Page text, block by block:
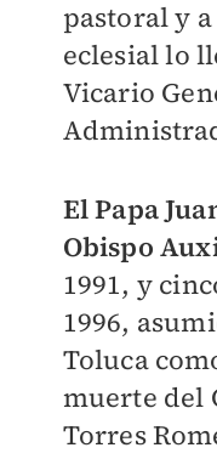
pastoral y
eclesial lo
Vicario
El Papa
Obispo
1991, y
1996,
Toluca
muerte del
Torres